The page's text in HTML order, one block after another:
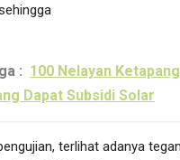
: 100 Nelayan
Dapat Subsidi Solar
terlihat adanya